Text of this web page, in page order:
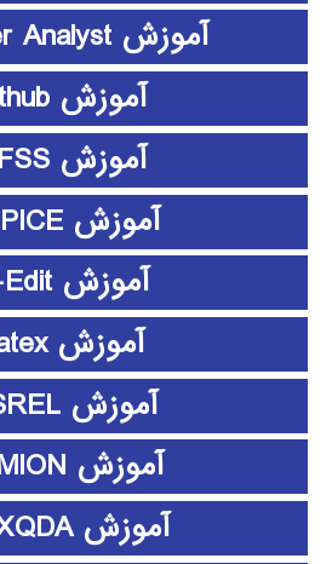
آموزش Frontier Analyst
آموزش github
آموزش HFSS
آموزش HSPICE
آموزش L-Edit
آموزش Latex
آموزش LISREL
آموزش LUMION
آموزش MAXQDA